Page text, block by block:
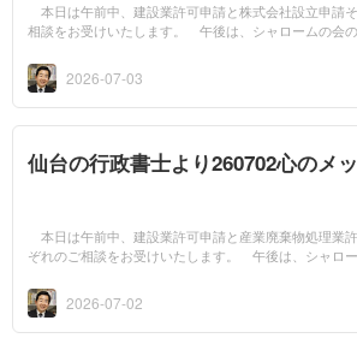
本日は午前中、建設業許可申請と株式会社設立申請
相談をお受けいたします。 午後は、シャロームの会の
介です。 私...
2026-07-03
仙台の行政書士より260702心のメ
本日は午前中、建設業許可申請と産業廃棄物処理業
ぞれのご相談をお受けいたします。 午後は、シャロー
先生の言葉のご...
2026-07-02